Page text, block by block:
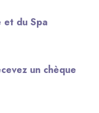
et du Spa
un chèque